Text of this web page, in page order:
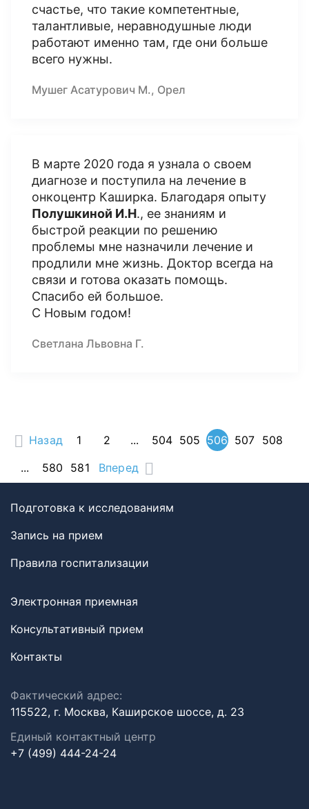
счастье, что такие компетентные,
талантливые, неравнодушные люди
работают именно там, где они больше
всего нужны.
Мушег Асатурович М., Орел
В марте 2020 года я узнала о своем
диагнозе и поступила на лечение в
онкоцентр Каширка. Благодаря опыту
Полушкиной И.Н., ее знаниям и
быстрой реакции по решению
проблемы мне назначили лечение и
продлили мне жизнь. Доктор всегда на
связи и готова оказать помощь.
Спасибо ей большое.
С Новым годом!
Светлана Львовна Г.
Назад 1 2 ... 504 505 506 507 508
...
580 581 Вперед
Подготовка к исследованиям
Запись на прием
Правила госпитализации
Электронная приемная
Консультативный прием
Контакты
Фактический адрес:
115522, г. Москва, Каширское шоссе, д. 23
Единый контактный центр
+7 (499) 444-24-24